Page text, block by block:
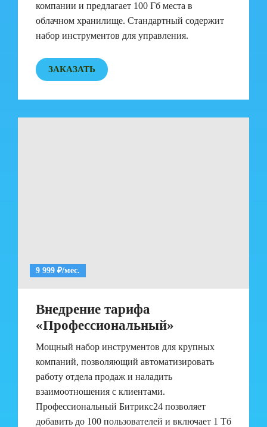
компании и предлагает 100 Гб места в
облачном хранилище. Стандартный содержит
набор инструментов для управления.
ЗАКАЗАТЬ
9 999 ₽/мес.
Внедрение тарифа
«Профессиональный»
Мощный набор инструментов для крупных
компаний, позволяющий автоматизировать
работу отдела продаж и наладить
взаимоотношения с клиентами.
Профессиональный Битрикс24 позволяет
добавить до 100 пользователей и включает 1 Тб